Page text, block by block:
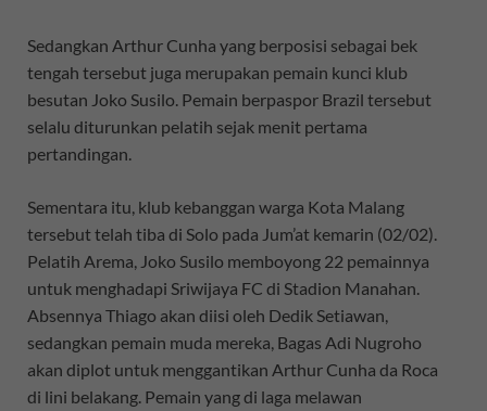
Sedangkan Arthur Cunha yang berposisi sebagai bek
tengah tersebut juga merupakan pemain kunci klub
besutan Joko Susilo. Pemain berpaspor Brazil tersebut
selalu diturunkan pelatih sejak menit pertama
pertandingan.
Sementara itu, klub kebanggan warga Kota Malang
tersebut telah tiba di Solo pada Jum’at kemarin (02/02).
Pelatih Arema, Joko Susilo memboyong 22 pemainnya
untuk menghadapi Sriwijaya FC di Stadion Manahan.
Absennya Thiago akan diisi oleh Dedik Setiawan,
sedangkan pemain muda mereka, Bagas Adi Nugroho
akan diplot untuk menggantikan Arthur Cunha da Roca
di lini belakang. Pemain yang di laga melawan